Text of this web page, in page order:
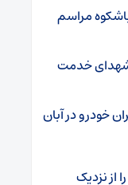
مراسم
شهدای خدمت
نزدیک